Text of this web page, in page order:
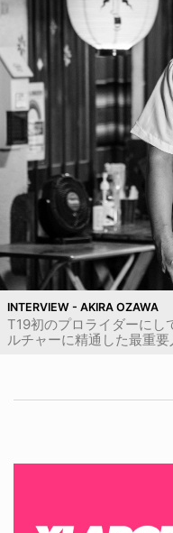
INTERVIEW - AKIRA OZAWA
T19初のプロライダーにし
ルチャーに精通した最重要